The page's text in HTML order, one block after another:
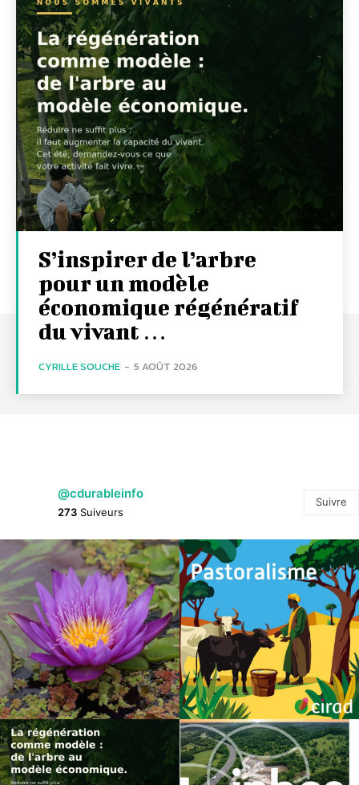
S’inspirer de l’arbre
pour un modèle
économique régénératif
du vivant …
CYRILLE SOUCHE - 5 AOÛT 2026
@cdurableinfo
273 Suiveurs
Suivre